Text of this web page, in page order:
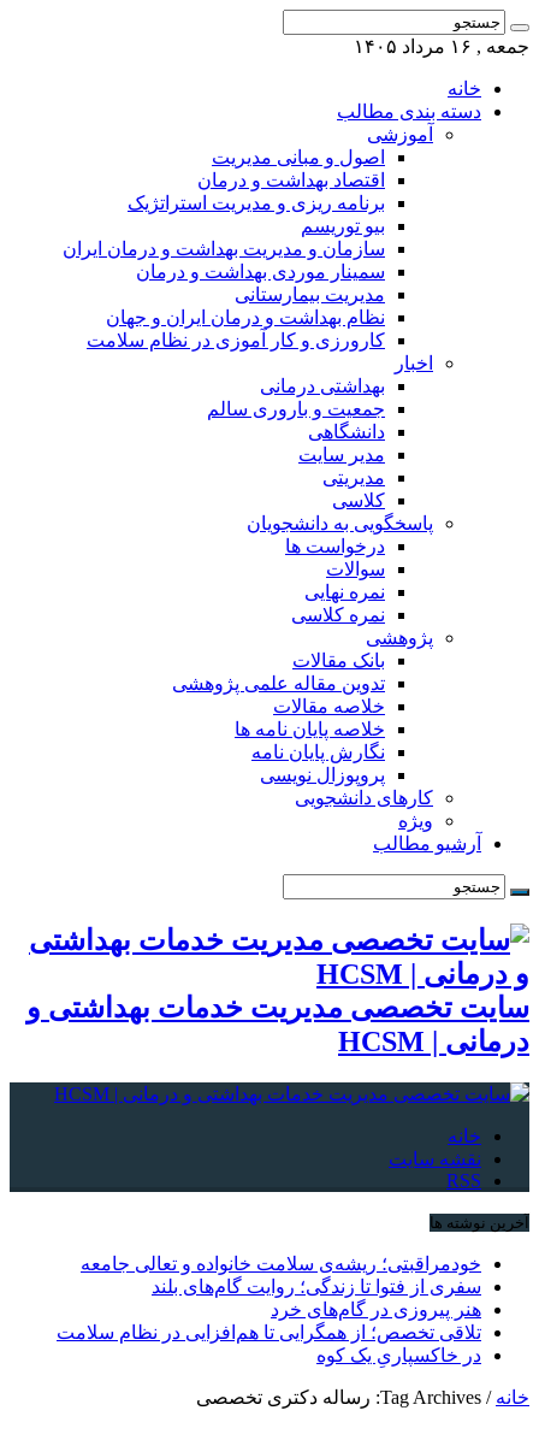
جمعه , ۱۶ مرداد ۱۴۰۵
خانه
دسته بندی مطالب
آموزشی
اصول و مبانی مدیریت
اقتصاد بهداشت و درمان
برنامه ریزی و مدیریت استراتژیک
بیو توریسم
سازمان و مدیریت بهداشت و درمان ایران
سمینار موردی بهداشت و درمان
مدیریت بیمارستانی
نظام بهداشت و درمان ایران و جهان
کارورزی و کار آموزی در نظام سلامت
اخبار
بهداشتی درمانی
جمعیت و باروری سالم
دانشگاهی
مدیر سایت
مدیریتی
کلاسی
پاسخگویی به دانشجویان
درخواست ها
سوالات
نمره نهایی
نمره کلاسی
پژوهشی
بانک مقالات
تدوین مقاله علمی پژوهشی
خلاصه مقالات
خلاصه پایان نامه ها
نگارش پایان نامه
پروپوزال نویسی
کارهای دانشجویی
ویژه
آرشیو مطالب
سایت تخصصی مدیریت خدمات بهداشتی و
درمانی | HCSM
خانه
نقشه سایت
RSS
آخرین نوشته ها
خودمراقبتی؛ ریشه‌ی سلامت خانواده و تعالی جامعه
سفری از فتوا تا زندگی؛ روایت گام‌های بلند
هنر پیروزی در گام‌های خرد
تلاقی تخصص؛ از همگرایی تا هم‌افزایی در نظام سلامت
در خاکسپاریِ یک کوه
خانه / Tag Archives: رساله دکتری تخصصی